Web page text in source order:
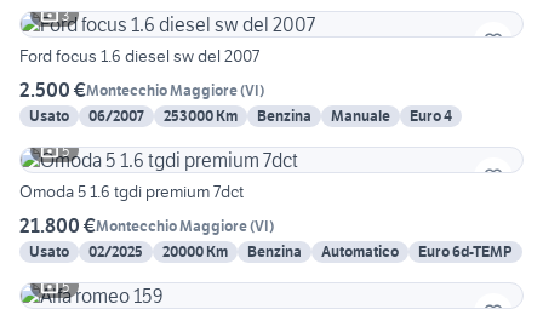
3
Ford focus 1.6 diesel sw del 2007
2.500 €Montecchio Maggiore(VI)
Usato
06/2007 253000 Km Benzina Manuale
Euro 4
5
Omoda 5 1.6 tgdi premium 7dct
21.800 €Montecchio Maggiore(VI)
Usato
02/2025 20000 Km Benzina Automatico
Euro 6d-TEMP
5